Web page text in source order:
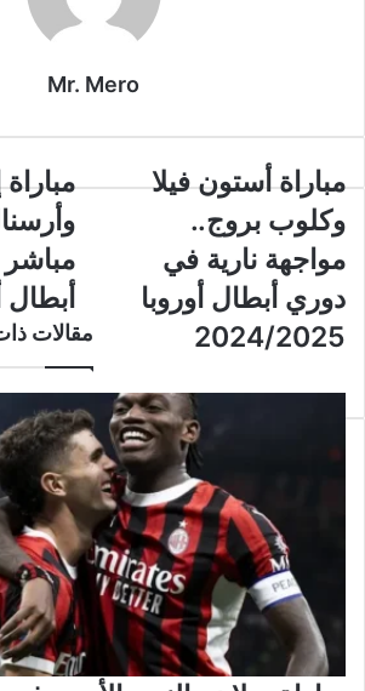
Mr. Mero
مباراة
أستون
فيلا
وكلوب
بروج..
مواجهة
نارية
في
مباراة أستون فيلا
وكلوب بروج..
مواجهة نارية في
دوري أبطال أوروبا
2024/2025
مباراة
إنتر
ميلان
وأرسنال
اليوم
مباشر
في
2024
مباراة
أبطال
مقالات